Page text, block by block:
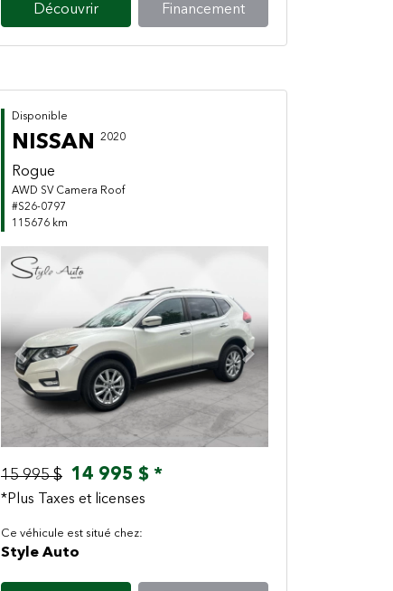
Découvrir Financement
Disponible
NISSAN 2020
Rogue
AWD SV Camera Roof
#S26-0797
115676 km
Previous Next
15 995 $ 14 995 $ *
*Plus Taxes et licenses
Ce véhicule est situé chez:
Style Auto